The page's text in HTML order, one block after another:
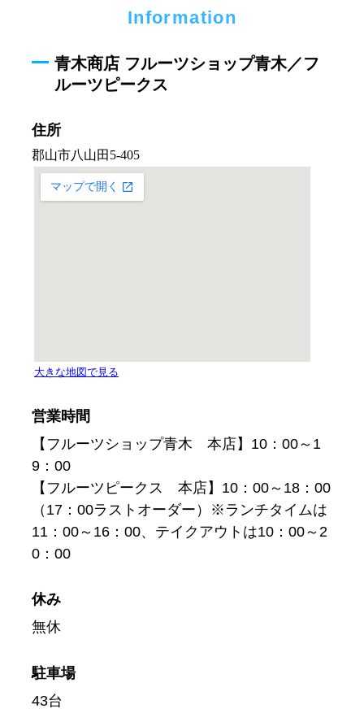
Information
青木商店 フルーツショップ青木／フ
ルーツピークス
住所
営業時間
【フルーツショップ青木 本店】10：00～1
9：00
【フルーツピークス 本店】10：00～18：00
（17：00ラストオーダー）※ランチタイムは
11：00～16：00、テイクアウトは10：00～2
0：00
休み
無休
駐車場
43台